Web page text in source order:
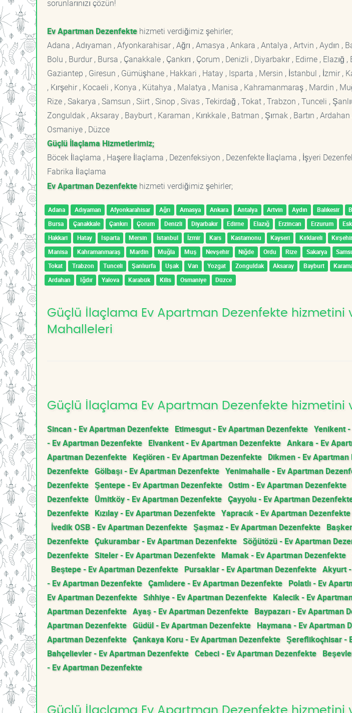
sorunlarınızı çözün!
Ev Apartman Dezenfektehizmeti verdiğimiz şehirler;
Adana , Adıyaman , Afyonkarahisar , Ağrı , Amasya , Ankara , Antalya , Artvin , Aydın ,
Bolu , Burdur , Bursa , Çanakkale , Çankırı , Çorum , Denizli , Diyarbakır , Edirne , Elazığ
Gaziantep , Giresun , Gümüşhane , Hakkari , Hatay , Isparta , Mersin , İstanbul , İzmir ,
, Kırşehir , Kocaeli , Konya , Kütahya , Malatya , Manisa , Kahramanmaraş , Mardin ,
Rize , Sakarya , Samsun , Siirt , Sinop , Sivas , Tekirdağ , Tokat , Trabzon , Tunceli ,
Zonguldak , Aksaray , Bayburt , Karaman , Kırıkkale , Batman , Şırnak , Bartın ,
Osmaniye , Düzce
Güçlü İlaçlama Hizmetlerimiz;
Böcek İlaçlama , Haşere İlaçlama , Dezenfeksiyon , Dezenfekte İlaçlama , İşyeri
Fabrika İlaçlama
Ev Apartman Dezenfektehizmeti verdiğimiz şehirler;
Adana Adıyaman Afyonkarahisar Ağrı Amasya Ankara Antalya Artvin Aydın Balıkesir
Bursa
Çanakkale Çankırı Çorum Denizli Diyarbakır Edirne Elazığ Erzincan Erzurum
Hakkari
Hatay Isparta Mersin İstanbul İzmir Kars Kastamonu Kayseri Kırklareli Kırşehir
Manisa
Kahramanmaraş Mardin Muğla Muş Nevşehir Niğde Ordu Rize Sakarya
Tokat
Trabzon Tunceli Şanlıurfa Uşak Van Yozgat Zonguldak Aksaray Bayburt
Ardahan
Iğdır Yalova Karabük Kilis Osmaniye Düzce
Güçlü İlaçlama Ev Apartman Dezenfekte hizmetini
Mahalleleri
Güçlü İlaçlama Ev Apartman Dezenfekte hizmetini
Sincan - Ev Apartman Dezenfekte Etimesgut - Ev Apartman Dezenfekte Yenikent
- Ev Apartman Dezenfekte Elvankent - Ev Apartman Dezenfekte Ankara - Ev
Apartman Dezenfekte Keçiören - Ev Apartman Dezenfekte Dikmen - Ev
Dezenfekte Gölbaşı - Ev Apartman Dezenfekte Yenimahalle - Ev Apartman
Dezenfekte Şentepe - Ev Apartman Dezenfekte Ostim - Ev Apartman Dezenfekte
Dezenfekte Ümitköy - Ev Apartman Dezenfekte Çayyolu - Ev Apartman
Dezenfekte Kızılay - Ev Apartman Dezenfekte Yapracık - Ev Apartman Dezenfekte
İvedik OSB - Ev Apartman Dezenfekte Şaşmaz - Ev Apartman Dezenfekte
Dezenfekte Çukurambar - Ev Apartman Dezenfekte Söğütözü - Ev Apartman
Dezenfekte Siteler - Ev Apartman Dezenfekte Mamak - Ev Apartman Dezenfekte
Beştepe - Ev Apartman Dezenfekte Pursaklar - Ev Apartman Dezenfekte Akyurt
- Ev Apartman Dezenfekte Çamlıdere - Ev Apartman Dezenfekte Polatlı - Ev
Ev Apartman Dezenfekte Sıhhiye - Ev Apartman Dezenfekte Kalecik - Ev
Apartman Dezenfekte Ayaş - Ev Apartman Dezenfekte Baypazarı - Ev Apartman
Apartman Dezenfekte Güdül - Ev Apartman Dezenfekte Haymana - Ev Apartman
Apartman Dezenfekte Çankaya Koru - Ev Apartman Dezenfekte Şereflikoçhisar -
Bahçelievler - Ev Apartman Dezenfekte Cebeci - Ev Apartman Dezenfekte
- Ev Apartman Dezenfekte
Güçlü İlaçlama Ev Apartman Dezenfekte hizmetini